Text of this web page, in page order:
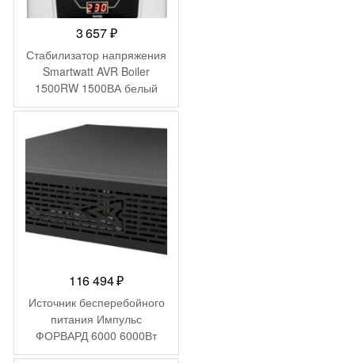
3 657₽
Стабилизатор напряжения
Smartwatt AVR Boiler
1500RW 1500ВА белый
116 494₽
Источник бесперебойного
питания Импульс
ФОРВАРД 6000 6000Вт
6000ВА черный